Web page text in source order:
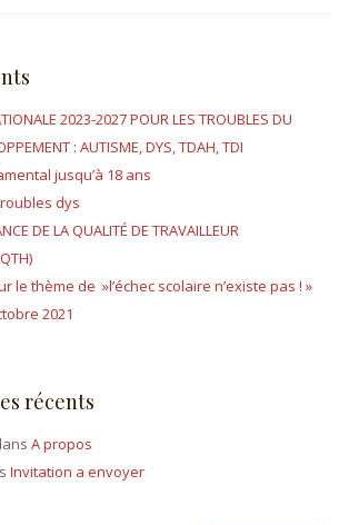
2023-2027 POUR LES TROUBLES DU
: AUTISME, DYS, TDAH, TDI
jusqu’à 18 ans
dys
DE LA QUALITÉ DE TRAVAILLEUR
le thème de »l’échec scolaire n’existe pas ! »
2021
récents
A propos
Invitation a envoyer